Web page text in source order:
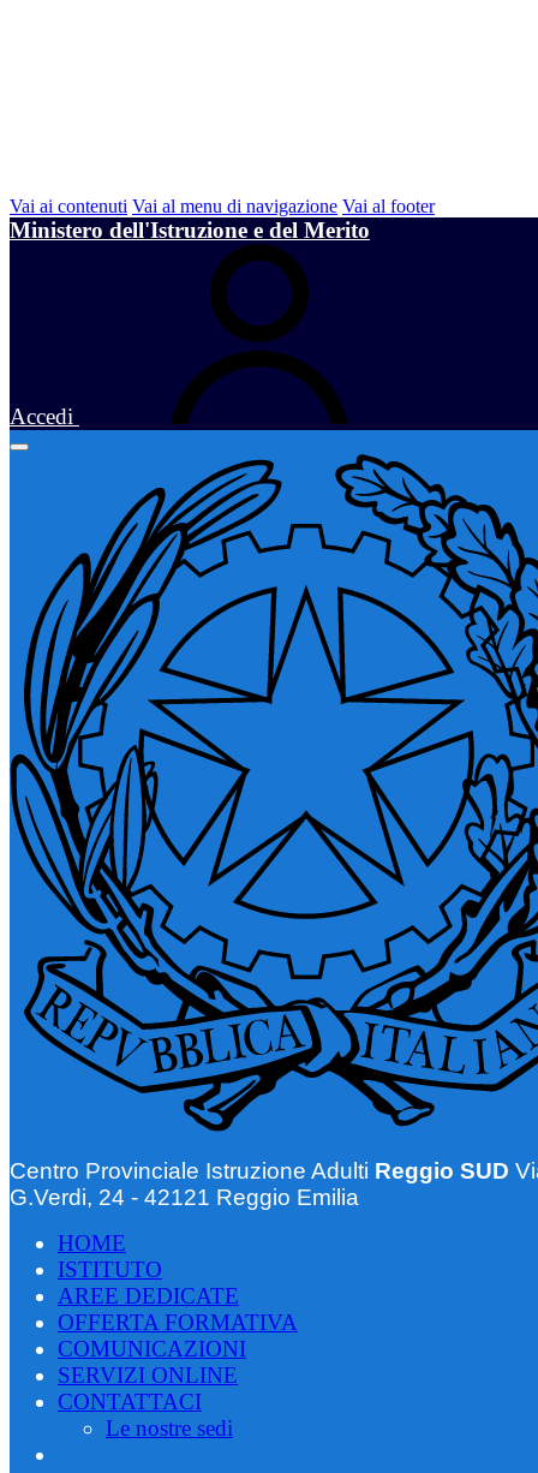
Vai ai contenuti Vai al menu di navigazione Vai al footer
Ministero dell'Istruzione e del Merito
Accedi
Centro Provinciale Istruzione Adulti Reggio SUD
G.Verdi, 24 - 42121 Reggio Emilia
HOME
ISTITUTO
AREE DEDICATE
OFFERTA FORMATIVA
COMUNICAZIONI
SERVIZI ONLINE
CONTATTACI
Le nostre sedi